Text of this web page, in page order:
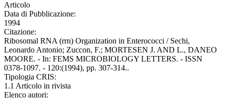
Articolo
Data di Pubblicazione:
1994
Citazione:
Ribosomal RNA (rrn) Organization in Enterococci / Sechi,
Leonardo Antonio; Zuccon, F.; MORTESEN J. AND L., DANEO
MOORE. - In: FEMS MICROBIOLOGY LETTERS. - ISSN
0378-1097. - 120:(1994), pp. 307-314..
Tipologia CRIS:
1.1 Articolo in rivista
Elenco autori: